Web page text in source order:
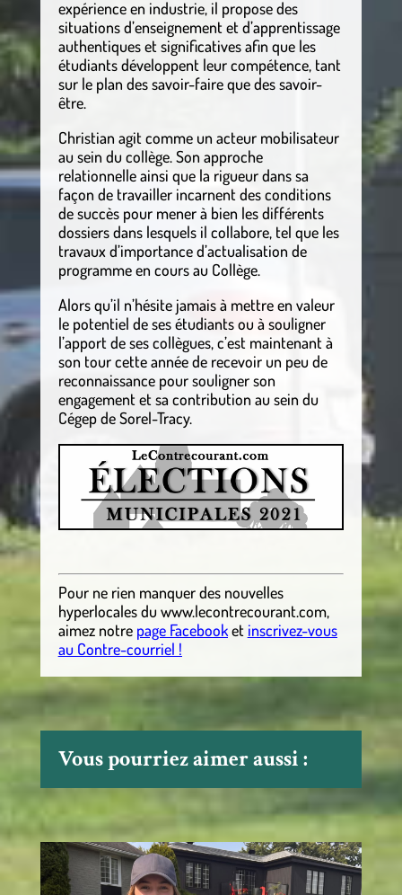
expérience en industrie, il propose des
situations d’enseignement et d’apprentissage
authentiques et significatives afin que les
étudiants développent leur compétence, tant
sur le plan des savoir-faire que des savoir-
être.
Christian agit comme un acteur mobilisateur
au sein du collège. Son approche
relationnelle ainsi que la rigueur dans sa
façon de travailler incarnent des conditions
de succès pour mener à bien les différents
dossiers dans lesquels il collabore, tel que les
travaux d’importance d’actualisation de
programme en cours au Collège.
Alors qu’il n’hésite jamais à mettre en valeur
le potentiel de ses étudiants ou à souligner
l’apport de ses collègues, c’est maintenant à
son tour cette année de recevoir un peu de
reconnaissance pour souligner son
engagement et sa contribution au sein du
Cégep de Sorel-Tracy.
Pour ne rien manquer des nouvelles
hyperlocalesdu www.lecontrecourant.com,
aimez notre page Facebooket inscrivez-vous
au Contre-courriel !
Vous pourriez aimer aussi :